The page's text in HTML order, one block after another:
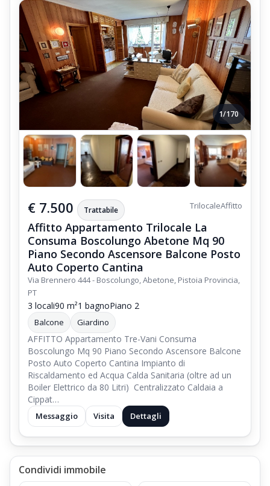
1/170
€ 7.500 Trattabile TrilocaleAffitto
Affitto Appartamento Trilocale La
Consuma Boscolungo Abetone Mq 90
Piano Secondo Ascensore Balcone Posto
Auto Coperto Cantina
Via Brennero 444 - Boscolungo, Abetone, Pistoia Provincia,
PT
3 locali90 m²1 bagnoPiano 2
Balcone Giardino
AFFITTO Appartamento Tre-Vani Consuma
Boscolungo Mq 90 Piano Secondo Ascensore Balcone
Posto Auto Coperto Cantina Impianto di
Riscaldamento ed Acqua Calda Sanitaria (oltre ad un
Boiler Elettrico da 80 Litri) Centralizzato Caldaia a
Cippat…
Messaggio Visita Dettagli
Condividi immobile